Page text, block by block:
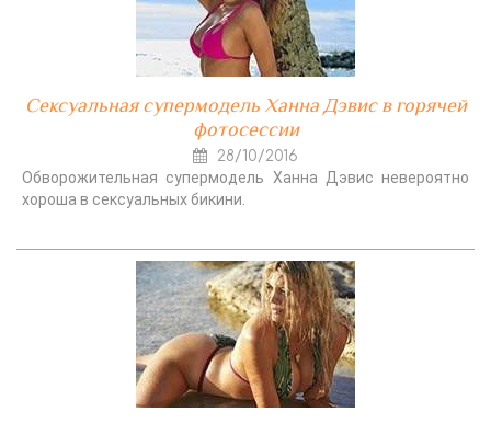
Сексуальная супермодель Ханна Дэвис в горячей
фотосессии
28/10/2016
Обворожительная супермодель Ханна Дэвис невероятно
хороша в сексуальных бикини.